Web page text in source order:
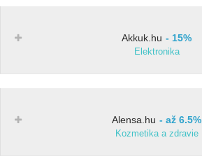
Akkuk.hu 15%
Elektronika
Alensa.hu až 6.5%
Kozmetika a zdravie